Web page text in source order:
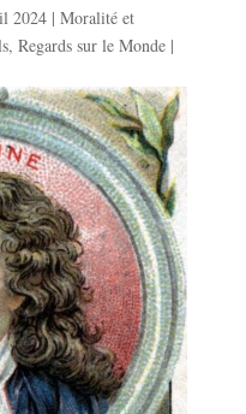
2024 |Moralité et
,Regards sur le Monde |